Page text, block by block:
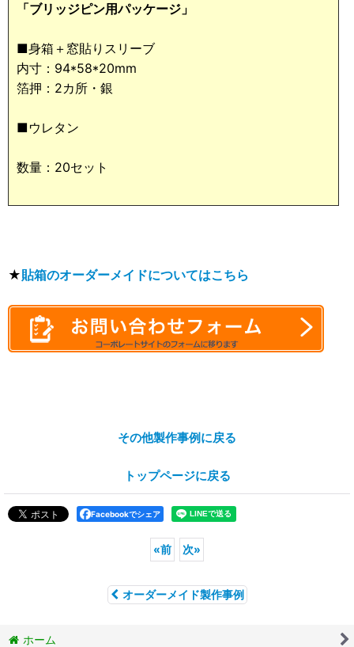
「ブリッジピン用パッケージ」
■身箱＋窓貼りスリーブ
内寸：94*58*20mm
箔押：2カ所・銀
■ウレタン
数量：20セット
★貼箱のオーダーメイドについてはこちら
その他製作事例に戻る
トップページに戻る
Facebookでシェア
«前 次»
オーダーメイド製作事例
ホーム